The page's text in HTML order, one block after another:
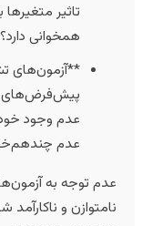
تاثیر متغیرها با
همخوانی دارد؟
پیش‌فرض‌های مدل
عدم وجود
عدم چندهم‌خطی).
توجه به آزمون‌های
و ناکارآمد